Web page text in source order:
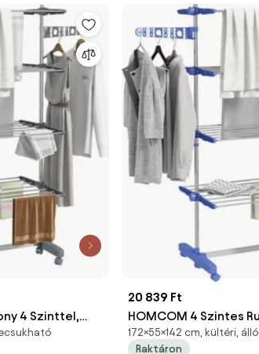
4 Szinttel,
20 839 Ft
HOMCOM 4 Szintes
Torony Állvány,
172×55×142 cm, kültéri, álló
Raktáron